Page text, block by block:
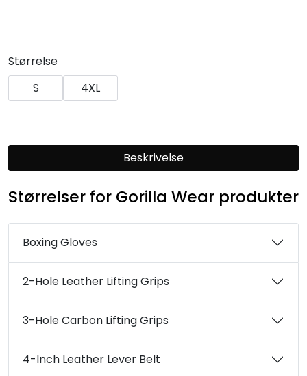
Størrelse
S
4XL
Beskrivelse
Størrelser for Gorilla Wear produkter
Boxing Gloves
2-Hole Leather Lifting Grips
3-Hole Carbon Lifting Grips
4-Inch Leather Lever Belt